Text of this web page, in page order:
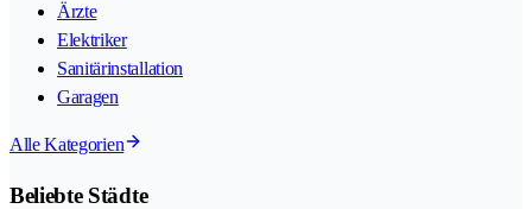
Ärzte
Elektriker
Sanitärinstallation
Garagen
Alle Kategorien
Beliebte Städte